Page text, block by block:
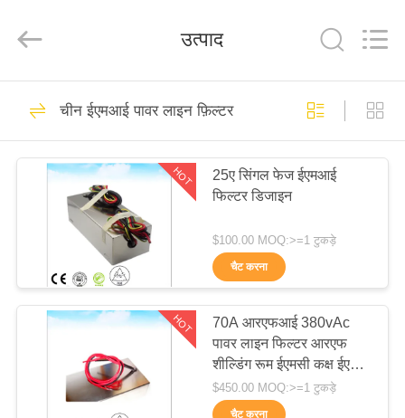
उत्पादों
फ़ैक्टरी
Electronic
Co.,
ईएमआई पावर लाइन
फ़िल्टर
सिग्नल लाइन फ़िल्टर
34
उत्पाद
चीन ईएमआई पावर लाइन फ़िल्टर
HOT
25ए सिंगल फेज ईएमआई
फिल्टर डिजाइन
$100.00 MOQ:>=1 टुकड़े
चैट करना
HOT
70A आरएफआई 380vAc
पावर लाइन फिल्टर आरएफ
शील्डिंग रूम ईएमसी कक्ष ईएमसी
एनेकोइक कक्ष
$450.00 MOQ:>=1 टुकड़े
चैट करना